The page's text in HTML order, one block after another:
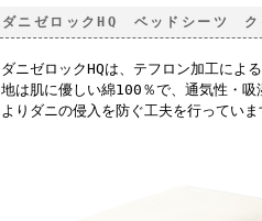
ダニゼロックHQ ベッドシーツ ク
ダニゼロックHQは、テフロン加工によ
地は肌に優しい綿100％で、通気性・
よりダニの侵入を防ぐ工夫を行っていま